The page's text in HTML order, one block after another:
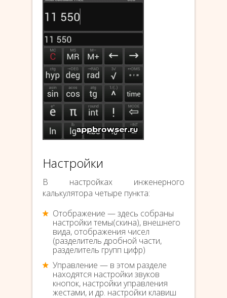
Настройки
В настройках инженерного
калькулятора четыре пункта:
Отображение — здесь собраны
настройки темы(скина), внешнего
вида, отображения чисел
(разделитель дробной части,
разделитель групп цифр)
Управление — в этом разделе
находятся настройки звуков
кнопок, настройки управления
жестами, и др. настройки клавиш